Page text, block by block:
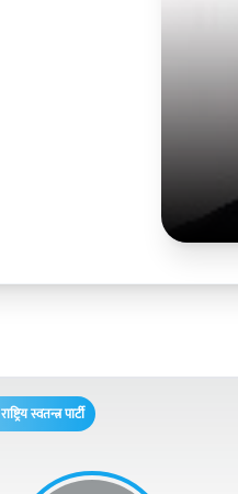
राष्ट्रिय स्वतन्त्र पार्टी